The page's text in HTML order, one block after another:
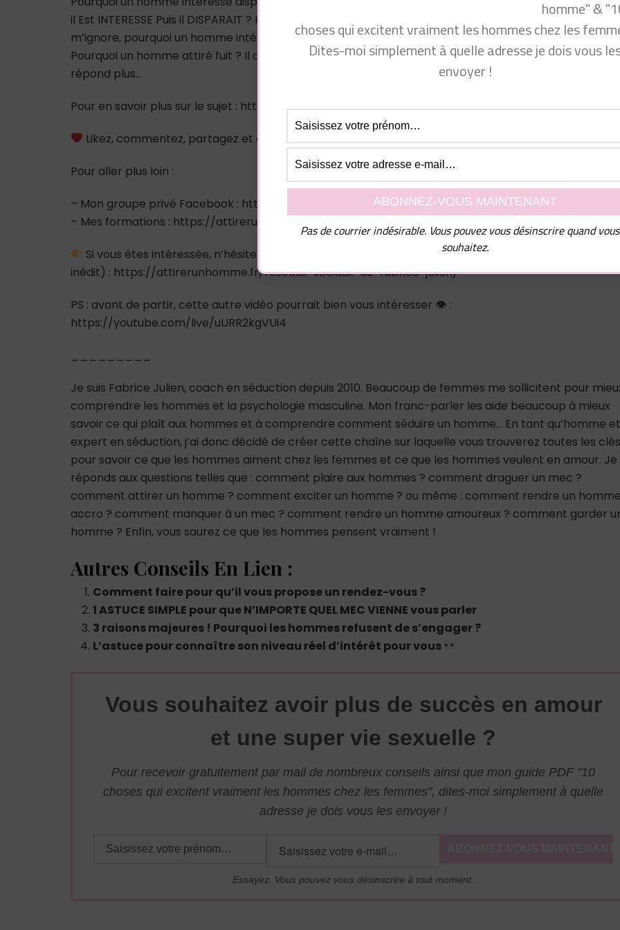
il Est INTERESSE Puis il DISPARAIT ? Homme qui disparait, homme qui devient distant, il me séduit puis
m’ignore, pourquoi un homme intéressé disparaît soudainement ? Pourquoi un homme amoureux fuit
Pourquoi un homme attiré fuit ? Il disparait du jour au lendemain, il ne donne plus de nouvelles, il ne
répond plus…
Pour en savoir plus sur le sujet : https://attirerunhomme.fr/
Likez, commentez, partagez et abonnez-vous !
Pour aller plus loin :
– Mon groupe privé Facebook : https://www.facebook.com/groups/communautecyprine/
– Mes formations : https://attirerunhomme.fr/formation-coaching-seduction/
Si vous êtes intéressée, n’hésitez pas à me suivre sur mes autres réseaux sociaux (il y a du contenu
inédit) : https://attirerunhomme.fr/reseaux-sociaux-de-fabrice-julien/
PS : avant de partir, cette autre vidéo pourrait bien vous intéresser 👁 :
https://youtube.com/live/uURR2kgVUi4
Je suis Fabrice Julien, coach en séduction depuis 2010. Beaucoup de femmes me sollicitent pour
comprendre les hommes et la psychologie masculine. Mon franc-parler les aide beaucoup à mieux
savoir ce qui plaît aux hommes et à comprendre comment séduire un homme… En tant qu’homme et
expert en séduction, j’ai donc décidé de créer cette chaîne sur laquelle vous trouverez toutes les clés
pour savoir ce que les hommes aiment chez les femmes et ce que les hommes veulent en amour. Je
réponds aux questions telles que : comment plaire aux hommes ? comment draguer un mec ?
comment attirer un homme ? comment exciter un homme ? ou même : comment rendre un homme
accro ? comment manquer à un mec ? comment rendre un homme amoureux ? comment garder
homme ? Enfin, vous saurez ce que les hommes pensent vraiment !
Autres Conseils En Lien :
Comment faire pour qu’il vous propose un rendez-vous ?
1 ASTUCE SIMPLE pour que N’IMPORTE QUEL MEC VIENNE vous parler
3 raisons majeures ! Pourquoi les hommes refusent de s’engager ?
L’astuce pour connaître son niveau réel d’intérêt pour vous
Vous souhaitez avoir plus de succès en amour
et une super vie sexuelle ?
Pour recevoir gratuitement par mail de nombreux conseils ainsi que mon guide PDF "10
choses qui excitent vraiment les hommes chez les femmes", dites-moi simplement à quelle
adresse je dois vous les envoyer !
Essayez. Vous pouvez vous désinscrire à tout moment.
homme" &
choses qui excitent vraiment les hommes chez les
Dites-moi simplement à quelle adresse je dois vous
envoyer !
Pas de courrier indésirable. Vous pouvez vous désinscrire quand
souhaitez.